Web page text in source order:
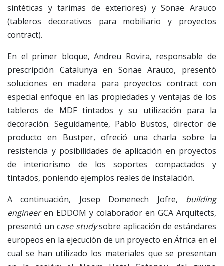
sintéticas y tarimas de exteriores) y Sonae Arauco
(tableros decorativos para mobiliario y proyectos
contract).
En el primer bloque, Andreu Rovira, responsable de
prescripción Catalunya en Sonae Arauco, presentó
soluciones en madera para proyectos contract con
especial enfoque en las propiedades y ventajas de los
tableros de MDF tintados y su utilización para la
decoración. Seguidamente, Pablo Bustos, director de
producto en Bustper, ofreció una charla sobre la
resistencia y posibilidades de aplicación en proyectos
de interiorismo de los soportes compactados y
tintados, poniendo ejemplos reales de instalación.
A continuación, Josep Domenech Jofre, building
engineeren EDDOM y colaborador en GCA Arquitects,
presentó un case studysobre aplicación de estándares
europeos en la ejecución de un proyecto en África en el
cual se han utilizado los materiales que se presentan